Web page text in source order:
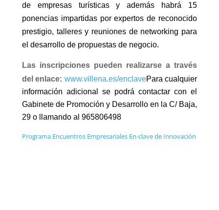
de empresas turísticas y además habrá 15
ponencias impartidas por expertos de reconocido
prestigio, talleres y reuniones de networking para
el desarrollo de propuestas de negocio.
Las inscripciones pueden realizarse a través
del enlace: www.villena.es/enclavePara cualquier
información adicional se podrá contactar con el
Gabinete de Promoción y Desarrollo en la C/ Baja,
29 o llamando al 965806498
Programa Encuentros Empresariales En-clave de Innovación